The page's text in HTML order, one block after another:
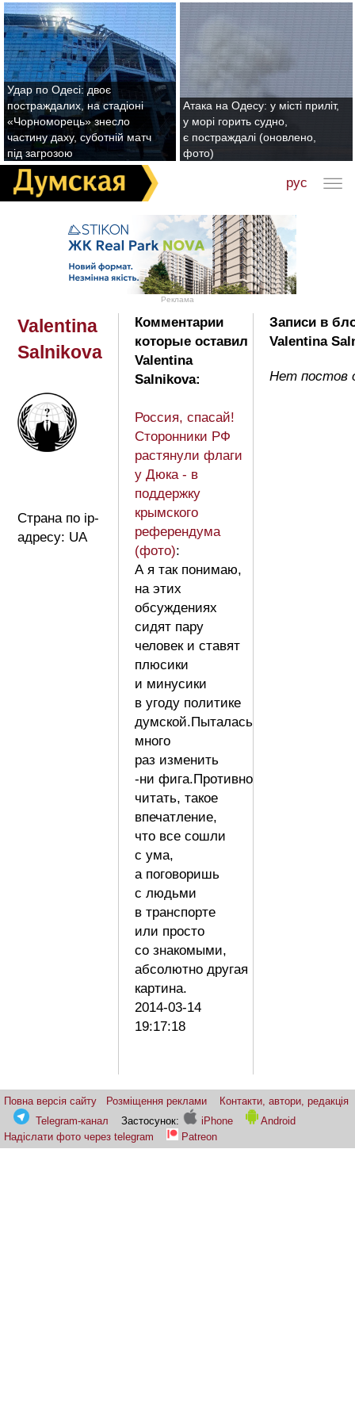
Удар по Одесі: двоє
постраждалих, на стадіоні
«Чорноморець» знесло
частину даху, суботній матч
під загрозою
Атака на Одесу: у місті приліт,
у морі горить судно,
є постраждалі (оновлено,
фото)
рус
Реклама
Valentina
Salnikova
Страна по ip-
адресу: UA
Комментарии
которые оставил
Valentina
Salnikova:
Россия, спасай!
Сторонники РФ
растянули флаги
у Дюка - в
поддержку
крымского
референдума
(фото):
А я так понимаю,
на этих
обсуждениях
сидят пару
человек и ставят
плюсики
и минусики
в угоду политике
думской.Пыталась
много
раз изменить
-ни фига.Противно
читать, такое
впечатление,
что все сошли
с ума,
а поговоришь
с людьми
в транспорте
или просто
со знакомыми,
абсолютно другая
картина.
2014-03-14
19:17:18
Записи в
Valentina
Нет постов
Повна версія сайту Розміщення реклами
Контакти, автори, редакція
Telegram-канал
Застосунок: iPhone
Android
Надіслати фото через telegram
Patreon